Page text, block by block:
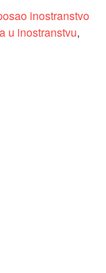
inostranstvo
u inostranstvu,